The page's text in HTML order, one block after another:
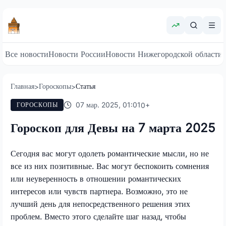
Все новостиНовости РоссииНовости Нижегородской области
Главная>Гороскопы>Статья
ГОРОСКОПЫ 07 мар. 2025, 01:010+
Гороскоп для Девы на 7 марта 2025
Сегодня вас могут одолеть романтические мысли, но не
все из них позитивные. Вас могут беспокоить сомнения
или неуверенность в отношении романтических
интересов или чувств партнера. Возможно, это не
лучший день для непосредственного решения этих
проблем. Вместо этого сделайте шаг назад, чтобы